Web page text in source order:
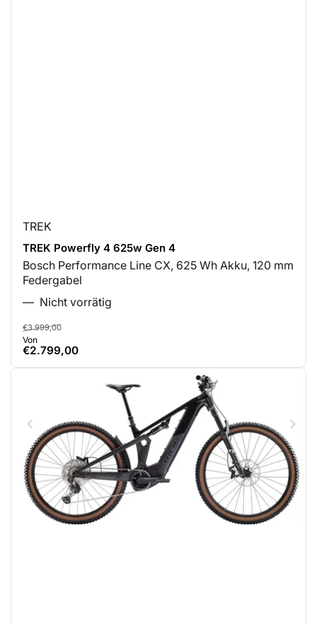
TREK
TREK Powerfly 4 625w Gen 4
Bosch Performance Line CX, 625 Wh Akku, 120 mm
Federgabel
Nicht vorrätig
Normaler
Preis
€3.999,00Ausverkaufspreis
Von
€2.799,00